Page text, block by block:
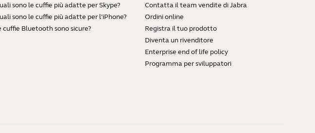
sono le cuffie più adatte per Skype?
sono le cuffie più adatte per l'iPhone?
cuffie Bluetooth sono sicure?
Contatta il team vendite di Jabra
Ordini online
Registra il tuo prodotto
Diventa un rivenditore
Enterprise end of life policy
Programma per sviluppatori